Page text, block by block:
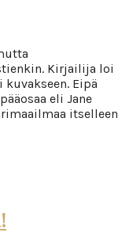
Kirjailija loi
Eipä
eli Jane
itselleen